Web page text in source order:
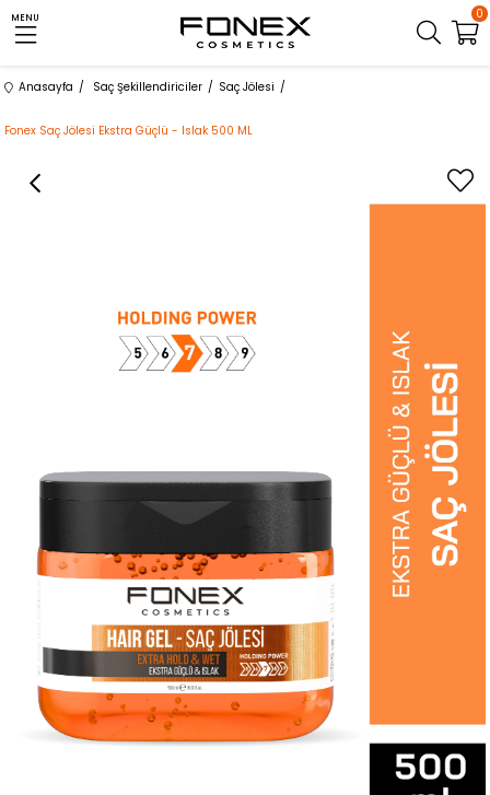
MENU 0
Anasayfa Saç Şekillendiriciler Saç Jölesi
Fonex Saç Jölesi Ekstra Güçlü - Islak 500 ML